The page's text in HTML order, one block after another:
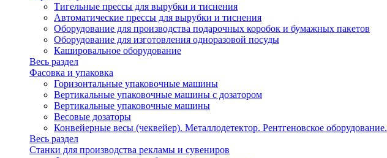
Тигельные прессы для вырубки и тиснения
Автоматические прессы для вырубки и тиснения
Оборудование для производства подарочных коробок и бумажных пакетов
Оборудование для изготовления одноразовой посуды
Кашировальное оборудование
Весь раздел
Фасовка и упаковка
Горизонтальные упаковочные машины
Вертикальные упаковочные машины с дозатором
Вертикальные упаковочные машины
Весовые дозаторы
Конвейерные весы (чеквейер). Металлодетектор. Рентгеновское оборудование.
Весь раздел
Станки для производства рекламы и сувениров